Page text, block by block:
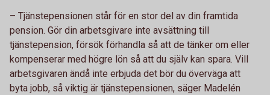
– Tjänstepensionen står för en stor del av din framtida
pension. Gör din arbetsgivare inte avsättning till
tjänstepension, försök förhandla så att de tänker om eller
kompenserar med högre lön så att du själv kan spara. Vill
arbetsgivaren ändå inte erbjuda det bör du överväga att
byta jobb, så viktig är tjänstepensionen, säger Madelén